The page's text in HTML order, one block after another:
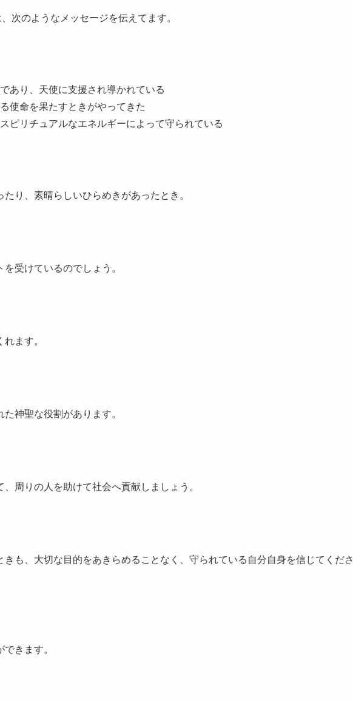
次のようなメッセージを伝えてます。
あり、天使に支援され導かれている
使命を果たすときがやってきた
ピリチュアルなエネルギーによって守られている
り、素晴らしいひらめきがあったとき。
受けているのでしょう。
ます。
神聖な役割があります。
周りの人を助けて社会へ貢献しましょう。
も、大切な目的をあきらめることなく、守られている自分自身を信じてくださ
きます。